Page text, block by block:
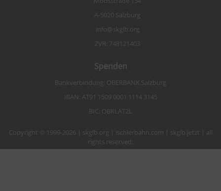
A-5020 Salzburg
info@skglb.org
ZVR: 748121403
Spenden
Bankverbindung: OBERBANK Salzburg
IBAN: AT91 1509 0001 1114 3145
BIC: OBKLAT2L
Copyright © 1999-2026 | skglb.org | ischlerbahn.com | skglb.jetzt | all
rights reserved.